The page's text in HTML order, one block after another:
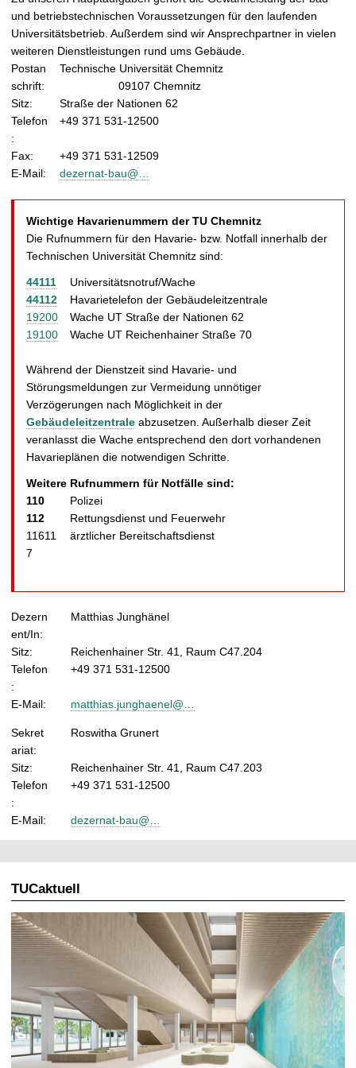
und betriebstechnischen Voraussetzungen für den laufenden
Universitätsbetrieb. Außerdem sind wir Ansprechpartner in vielen
weiteren Dienstleistungen rund ums Gebäude.
Postan
schrift:
Technische Universität Chemnitz
09107 Chemnitz
Sitz:
Straße der Nationen 62
Telefon
:
+49 371 531-12500
Fax:
+49 371 531-12509
E-Mail:
dezernat-bau@…
Wichtige Havarienummern der TU Chemnitz
Die Rufnummern für den Havarie- bzw. Notfall innerhalb der
Technischen Universität Chemnitz sind:
44111
Universitätsnotruf/Wache
44112
Havarietelefon der Gebäudeleitzentrale
19200
Wache UT Straße der Nationen 62
19100
Wache UT Reichenhainer Straße 70
Während der Dienstzeit sind Havarie- und
Störungsmeldungen zur Vermeidung unnötiger
Verzögerungen nach Möglichkeit in der
Gebäudeleitzentrale abzusetzen. Außerhalb dieser Zeit
veranlasst die Wache entsprechend den dort vorhandenen
Havarieplänen die notwendigen Schritte.
Weitere Rufnummern für Notfälle sind:
110
Polizei
112
Rettungsdienst und Feuerwehr
11611
7
ärztlicher Bereitschaftsdienst
Dezern
ent/In:
Matthias Junghänel
Sitz:
Reichenhainer Str. 41, Raum C47.204
Telefon
:
+49 371 531-12500
E-Mail: matthias.junghaenel@…
Sekret
ariat:
Roswitha Grunert
Sitz:
Reichenhainer Str. 41, Raum C47.203
Telefon
:
+49 371 531-12500
E-Mail: dezernat-bau@…
TUCaktuell